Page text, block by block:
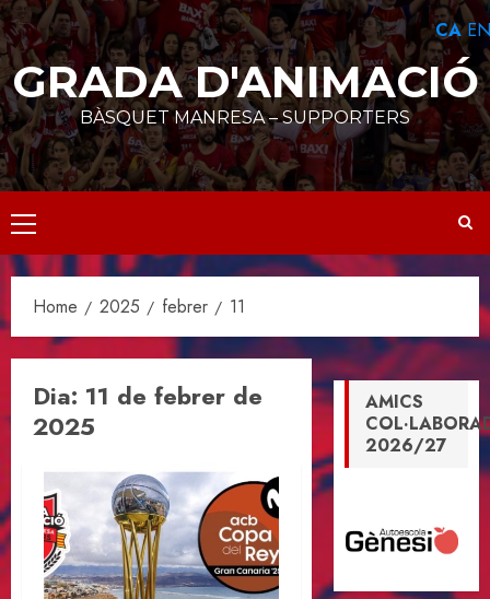
Skip
to
content
GRADA D'ANIMACIÓ
BÀSQUET MANRESA – SUPPORTERS
Primary
Menu
Home 2025 febrer 11
Dia: 11 de febrer de
2025
AMICS
2026/27
CA EN